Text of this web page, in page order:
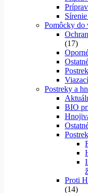
Pomôcky do
(17)
Postreky a
BIO
Proti
(14)